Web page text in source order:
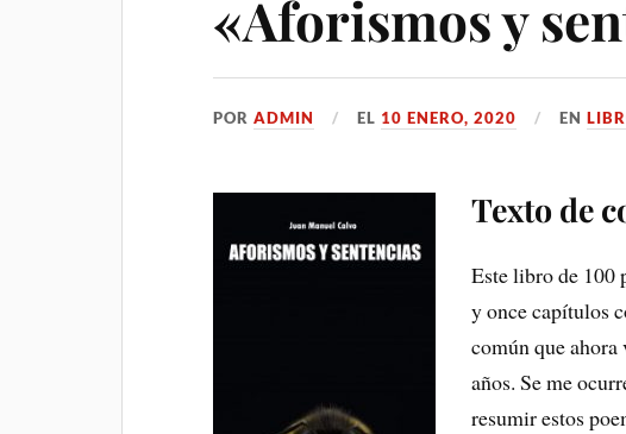
«Aforismos y
PORADMIN EL 10 ENERO, 2020 EN
Texto de
Este libro de 100
y once capítulos
común que
años. Se me
resumir estos